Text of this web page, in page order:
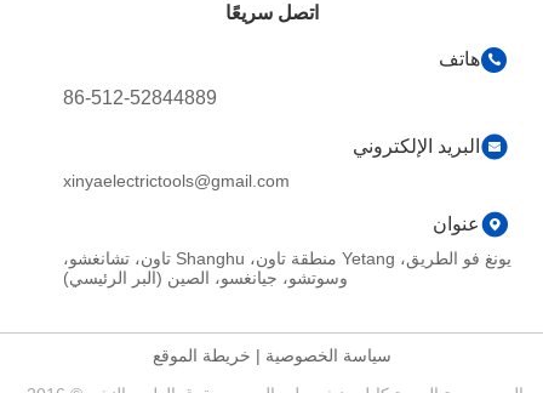
اتصل سريعًا
هاتف
86-512-52844889
البريد الإلكتروني
xinyaelectrictools@gmail.com
عنوان
يونغ فو الطريق، Yetang منطقة تاون، Shanghu تاون، تشانغشو،
وسوتشو، جيانغسو، الصين (البر الرئيسي)
سياسة الخصوصية | خريطة الموقع